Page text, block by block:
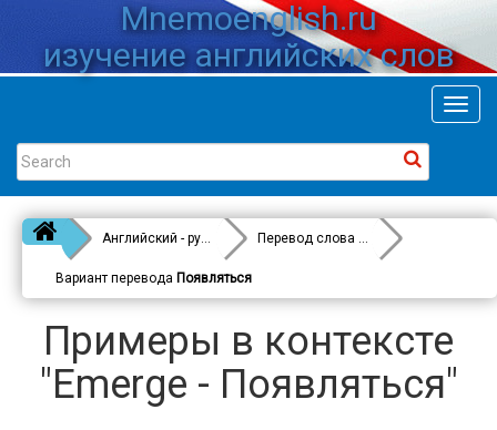
Mnemoenglish.ru
изучение английских слов
Английский - русский Перевод слова
Emerge
Вариант перевода Появляться
Примеры в контексте
"Emerge - Появляться"